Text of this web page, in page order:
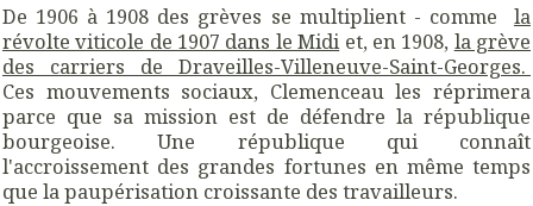
De 1906 à 1908 des grèves se multiplient - comme la
révolte viticole de 1907 dans le Midiet, en 1908, la grève
des carriers de Draveilles-Villeneuve-Saint-Georges.
Ces mouvements sociaux, Clemenceau les réprimera
parce que sa mission est de défendre la république
bourgeoise. Une république qui connaît
l'accroissement des grandes fortunes en même temps
que la paupérisation croissante des travailleurs.